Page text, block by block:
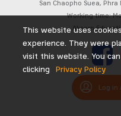
San Chaopho Suea,
Working time:
Aksorn
Log in
This website uses
experience. They were
visit this website. You
clicking
Privacy Policy